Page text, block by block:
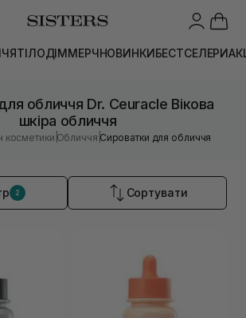
ТІЛОДІММЕРЧНОВИНКИБЕСТСЕЛЕРИ
обличчя Dr. Ceuracle Вікова
шкіра обличчя
косметики |Обличчя |Сироватки для обличчя
2 Сортувати